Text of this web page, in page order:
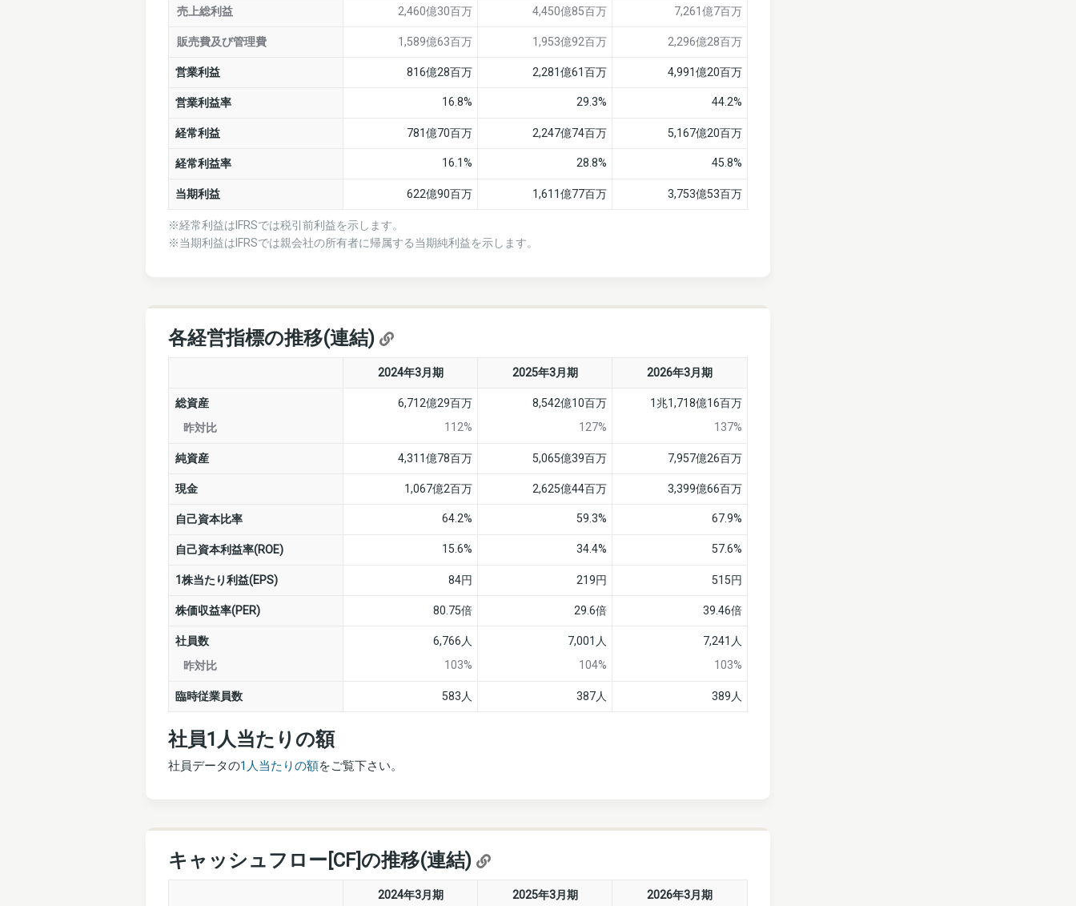
売上総利益 2,460億30百万 4,450億85百万 7,261億7百万
販売費及び管理費 1,589億63百万 1,953億92百万 2,296億28百万
営業利益 816億28百万 2,281億61百万 4,991億20百万
営業利益率 16.8% 29.3% 44.2%
経常利益 781億70百万 2,247億74百万 5,167億20百万
経常利益率 16.1% 28.8% 45.8%
当期利益 622億90百万 1,611億77百万 3,753億53百万
※経常利益はIFRSでは税引前利益を示します。
※当期利益はIFRSでは親会社の所有者に帰属する当期純利益を示します。
各経営指標の推移(連結)
2024年3月期 2025年3月期 2026年3月期
総資産
昨対比
6,712億29百万
112%
8,542億10百万
127%
1兆1,718億16百万
137%
純資産 4,311億78百万 5,065億39百万 7,957億26百万
現金 1,067億2百万 2,625億44百万 3,399億66百万
自己資本比率 64.2% 59.3% 67.9%
自己資本利益率(ROE) 15.6% 34.4% 57.6%
1株当たり利益(EPS) 84円 219円 515円
株価収益率(PER) 80.75倍 29.6倍 39.46倍
社員数
昨対比
6,766人
103%
7,001人
104%
7,241人
103%
臨時従業員数 583人 387人 389人
社員1人当たりの額
社員データの1人当たりの額をご覧下さい。
キャッシュフロー[CF]の推移(連結)
2024年3月期 2025年3月期 2026年3月期